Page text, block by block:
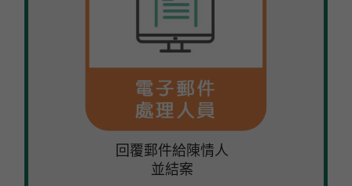
回覆郵件給陳情人
並結案